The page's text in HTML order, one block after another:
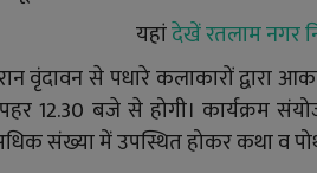
यहांदेखें रतलाम नगर
वृंदावन से पधारे कलाकारों द्वारा
12.30 बजे से होगी। कार्यक्रम
संख्या में उपस्थित होकर कथा व